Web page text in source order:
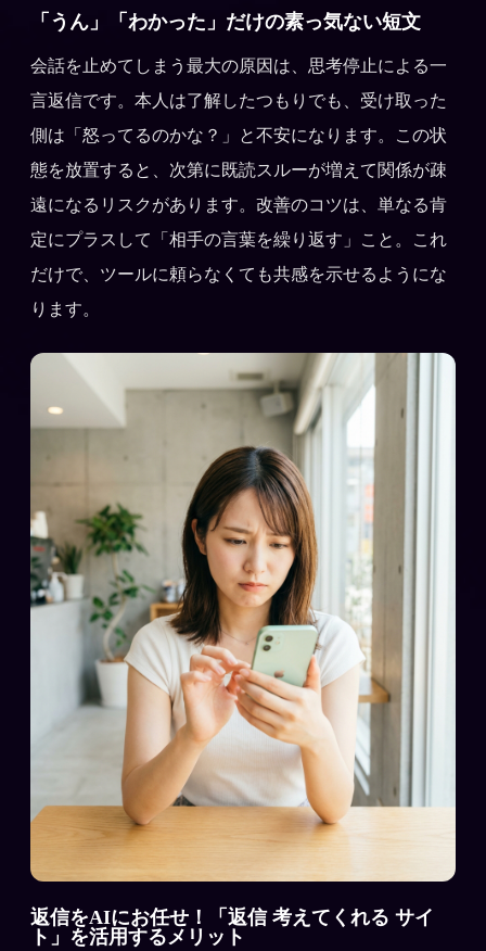
「うん」「わかった」だけの素っ気ない短文
会話を止めてしまう最大の原因は、思考停止による一
言返信です。本人は了解したつもりでも、受け取った
側は「怒ってるのかな？」と不安になります。この状
態を放置すると、次第に既読スルーが増えて関係が疎
遠になるリスクがあります。改善のコツは、単なる肯
定にプラスして「相手の言葉を繰り返す」こと。これ
だけで、ツールに頼らなくても共感を示せるようにな
ります。
返信をAIにお任せ！「返信 考えてくれる サイ
ト」を活用するメリット